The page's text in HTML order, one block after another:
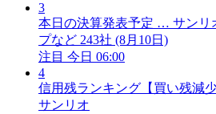
3
本日の決算発表予定 … サンリ
プなど 243社 (8月10日)
注目 今日 06:00
4
信用残ランキング【買い残減
サンリオ